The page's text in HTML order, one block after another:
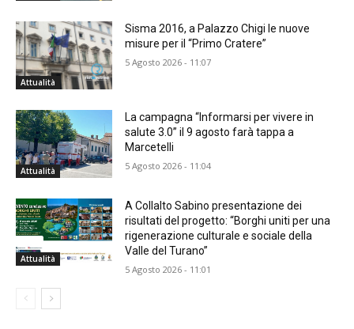
Attualità
Sisma 2016, a Palazzo Chigi le nuove
misure per il “Primo Cratere”
5 Agosto 2026 - 11:07
Attualità
La campagna “Informarsi per vivere in
salute 3.0” il 9 agosto farà tappa a
Marcetelli
5 Agosto 2026 - 11:04
Attualità
A Collalto Sabino presentazione dei
risultati del progetto: “Borghi uniti per una
rigenerazione culturale e sociale della
Valle del Turano”
5 Agosto 2026 - 11:01